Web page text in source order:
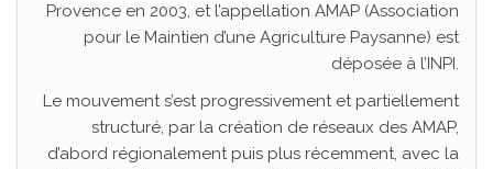
Provence en 2003, et l’appellation AMAP (Association
pour le Maintien d’une Agriculture Paysanne) est
déposée à l’INPI.
Le mouvement s’est progressivement et partiellement
structuré, par la création de réseaux des AMAP,
d’abord régionalement puis plus récemment, avec la